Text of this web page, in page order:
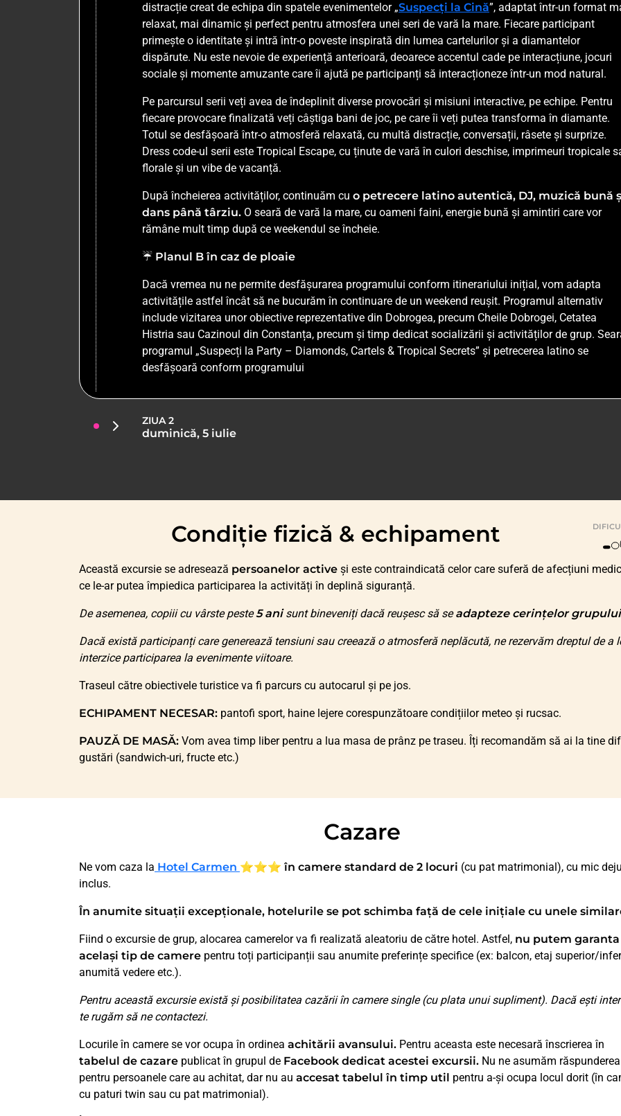
distracție creat de echipa din spatele evenimentelor „Suspecți la Cină”, adaptat într-un format
relaxat, mai dinamic și perfect pentru atmosfera unei seri de vară la mare. Fiecare participant
primește o identitate și intră într-o poveste inspirată din lumea cartelurilor și a diamantelor
dispărute. Nu este nevoie de experiență anterioară, deoarece accentul cade pe interacțiune, jocuri
sociale și momente amuzante care îi ajută pe participanți să interacționeze într-un mod natural.
Pe parcursul serii veți avea de îndeplinit diverse provocări și misiuni interactive, pe echipe. Pentru
fiecare provocare finalizată veți câștiga bani de joc, pe care îi veți putea transforma în diamante.
Totul se desfășoară într-o atmosferă relaxată, cu multă distracție, conversații, râsete și surprize.
Dress code-ul serii este Tropical Escape, cu ținute de vară în culori deschise, imprimeuri tropicale
florale și un vibe de vacanță.
După încheierea activităților, continuăm cu o petrecere latino autentică, DJ, muzică bună
dans până târziu. O seară de vară la mare, cu oameni faini, energie bună și amintiri care vor
rămâne mult timp după ce weekendul se încheie.
☔ Planul B în caz de ploaie
Dacă vremea nu ne permite desfășurarea programului conform itinerariului inițial, vom adapta
activitățile astfel încât să ne bucurăm în continuare de un weekend reușit. Programul alternativ
include vizitarea unor obiective reprezentative din Dobrogea, precum Cheile Dobrogei, Cetatea
Histria sau Cazinoul din Constanța, precum și timp dedicat socializării și activităților de grup.
programul „Suspecți la Party – Diamonds, Cartels & Tropical Secrets” și petrecerea latino se
desfășoară conform programului
ZIUA 2
duminică, 5 iulie
Condiție fizică & echipament
Această excursie se adresează persoanelor active și este contraindicată celor care suferă de afecțiuni
ce le-ar putea împiedica participarea la activități în deplină siguranță.
De asemenea, copiii cu vârste peste5 anisunt bineveniți dacă reușesc să seadapteze cerințelor
Dacă există participanți care generează tensiuni sau creează o atmosferă neplăcută, ne rezervăm dreptul de a
interzice participarea la evenimente viitoare.
Traseul către obiectivele turistice va fi parcurs cu autocarul și pe jos.
ECHIPAMENT NECESAR: pantofi sport, haine lejere corespunzătoare condițiilor meteo și rucsac.
PAUZĂ DE MASĂ: Vom avea timp liber pentru a lua masa de prânz pe traseu. Îți recomandăm să ai la tine
gustări (sandwich-uri, fructe etc.)
Cazare
Ne vom caza la Hotel Carmen ⭐⭐⭐ în camere standard de 2 locuri (cu pat matrimonial), cu mic
inclus.
În anumite situații excepționale, hotelurile se pot schimba față de cele inițiale cu unele
Fiind o excursie de grup, alocarea camerelor va fi realizată aleatoriu de către hotel. Astfel, nu putem garanta
același tip de camere pentru toți participanții sau anumite preferințe specifice (ex: balcon, etaj superior/
anumită vedere etc.).
Pentru această excursie există și posibilitatea cazării în camere single (cu plata unui supliment). Dacă ești
te rugăm să ne contactezi.
Locurile în camere se vor ocupa în ordinea achitării avansului. Pentru aceasta este necesară înscrierea în
tabelul de cazare publicat în grupul de Facebook dedicat acestei excursii. Nu ne asumăm răspunderea
pentru persoanele care au achitat, dar nu au accesat tabelul în timp util pentru a-și ocupa locul dorit (în
cu paturi twin sau cu pat matrimonial).